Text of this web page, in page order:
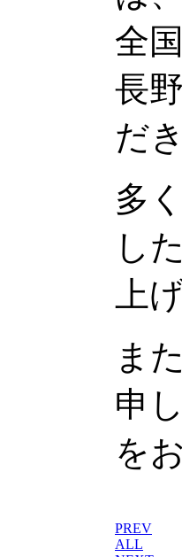
全
長
だ
多
し
上
ま
申
を
PREV
ALL